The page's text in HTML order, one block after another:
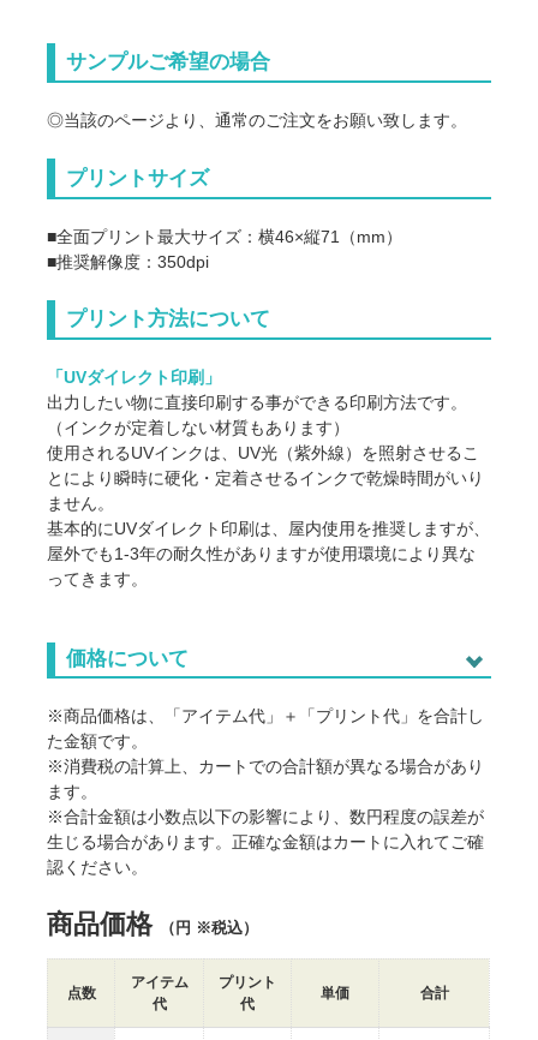
サンプルご希望の場合
◎当該のページより、通常のご注文をお願い致します。
プリントサイズ
■全面プリント最大サイズ：横46×縦71（mm）
■推奨解像度：350dpi
プリント方法について
「UVダイレクト印刷」
出力したい物に直接印刷する事ができる印刷方法です。
（インクが定着しない材質もあります）
使用されるUVインクは、UV光（紫外線）を照射させるこ
とにより瞬時に硬化・定着させるインクで乾燥時間がいり
ません。
基本的にUVダイレクト印刷は、屋内使用を推奨しますが、
屋外でも1-3年の耐久性がありますが使用環境により異な
ってきます。
価格について
※商品価格は、「アイテム代」＋「プリント代」を合計し
た金額です。
※消費税の計算上、カートでの合計額が異なる場合があり
ます。
※合計金額は小数点以下の影響により、数円程度の誤差が
生じる場合があります。正確な金額はカートに入れてご確
認ください。
商品価格 （円 ※税込）
点数
アイテム
代
プリント
代
単価 合計